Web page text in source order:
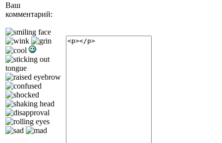
Ваш
комментарий: